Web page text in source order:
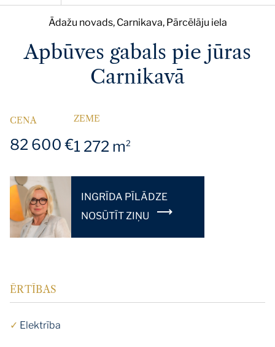
Ādažu novads, Carnikava, Pārcēlāju iela
Apbūves gabals pie jūras
Carnikavā
CENA
82 600 €
ZEME
1 272 m2
INGRĪDA PĪLĀDZE
NOSŪTĪT ZIŅU
ĒRTĪBAS
✓ Elektrība